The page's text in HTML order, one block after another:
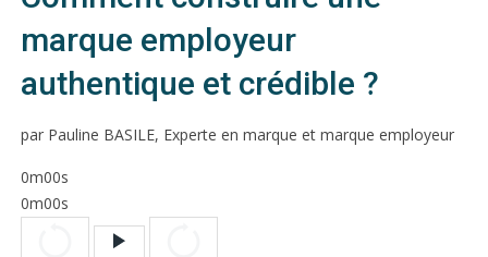
marque employeur
authentique et crédible ?
par Pauline BASILE, Experte en marque et marque employeur
0m00s
0m00s